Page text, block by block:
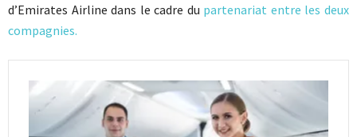
d’Emirates Airline dans le cadre du partenariat entre les deux
compagnies.